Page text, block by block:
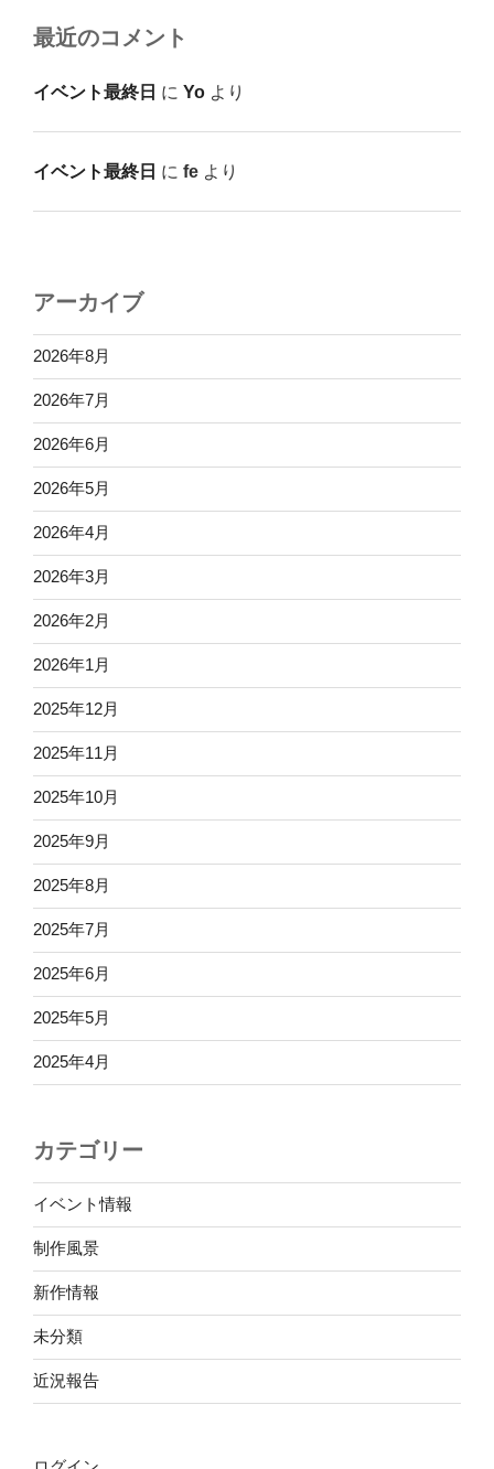
最近のコメント
イベント最終日 に Yo より
イベント最終日 に fe より
アーカイブ
2026年8月
2026年7月
2026年6月
2026年5月
2026年4月
2026年3月
2026年2月
2026年1月
2025年12月
2025年11月
2025年10月
2025年9月
2025年8月
2025年7月
2025年6月
2025年5月
2025年4月
カテゴリー
イベント情報
制作風景
新作情報
未分類
近況報告